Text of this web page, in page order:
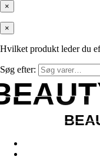
×
×
Hvilket produkt leder du
Søg efter: